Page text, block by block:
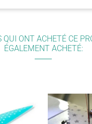
QUI ONT ACHETÉ CE
ÉGALEMENT ACHETÉ: